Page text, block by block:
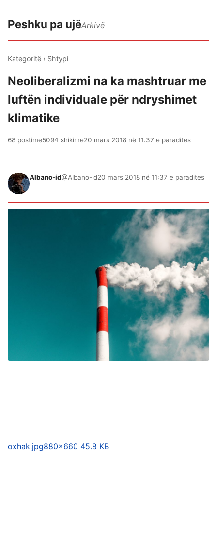
Peshku pa ujëArkivë
Kategoritë › Shtypi
Neoliberalizmi na ka mashtruar me
luftën individuale për ndryshimet
klimatike
68 postime5094 shikime20 mars 2018 në 11:37 e paradites
Albano-id@Albano-id20 mars 2018 në 11:37 e paradites
oxhak.jpg880×660 45.8 KB